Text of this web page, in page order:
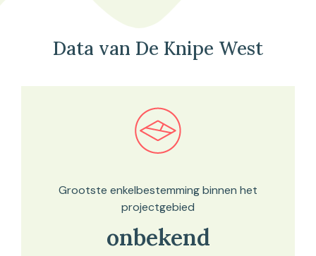
Data van De Knipe West
Bekijk in onze kaartviewer
Grootste enkelbestemming binnen het
projectgebied
onbekend